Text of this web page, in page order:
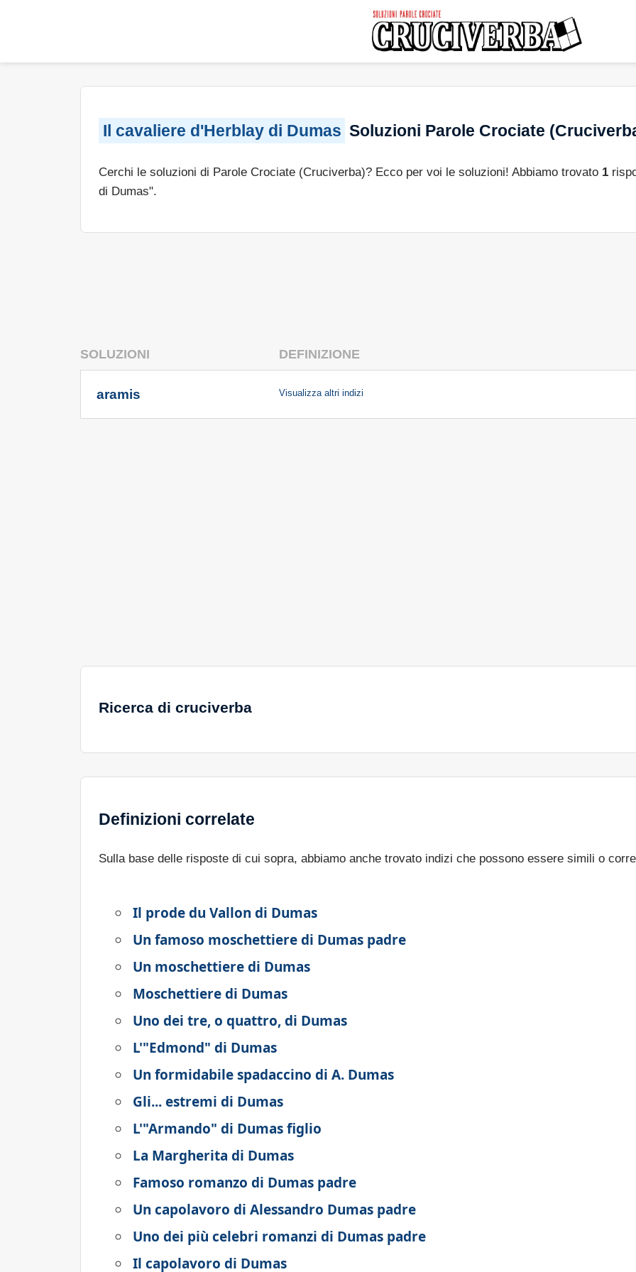
Il cavaliere d'Herblay di Dumas Soluzioni Parole Crociate
Cerchi le soluzioni di Parole Crociate (Cruciverba)? Ecco per voi le soluzioni! Abbiamo trovato 1
di Dumas".
SOLUZIONI DEFINIZIONE
aramis Visualizza altri indizi
Ricerca di cruciverba
Definizioni correlate
Sulla base delle risposte di cui sopra, abbiamo anche trovato indizi che possono essere simili o
Il prode du Vallon di Dumas
Un famoso moschettiere di Dumas padre
Un moschettiere di Dumas
Moschettiere di Dumas
Uno dei tre, o quattro, di Dumas
L'"Edmond" di Dumas
Un formidabile spadaccino di A. Dumas
Gli... estremi di Dumas
L'"Armando" di Dumas figlio
La Margherita di Dumas
Famoso romanzo di Dumas padre
Un capolavoro di Alessandro Dumas padre
Uno dei più celebri romanzi di Dumas padre
Il capolavoro di Dumas